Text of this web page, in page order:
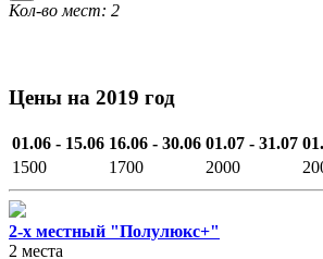
Кол-во мест: 2
Цены на 2019 год
01.06 - 15.06 16.06 - 30.06 01.07 - 31.07
1500
1700 2000
2-х местный "Полулюкс+"
2 места